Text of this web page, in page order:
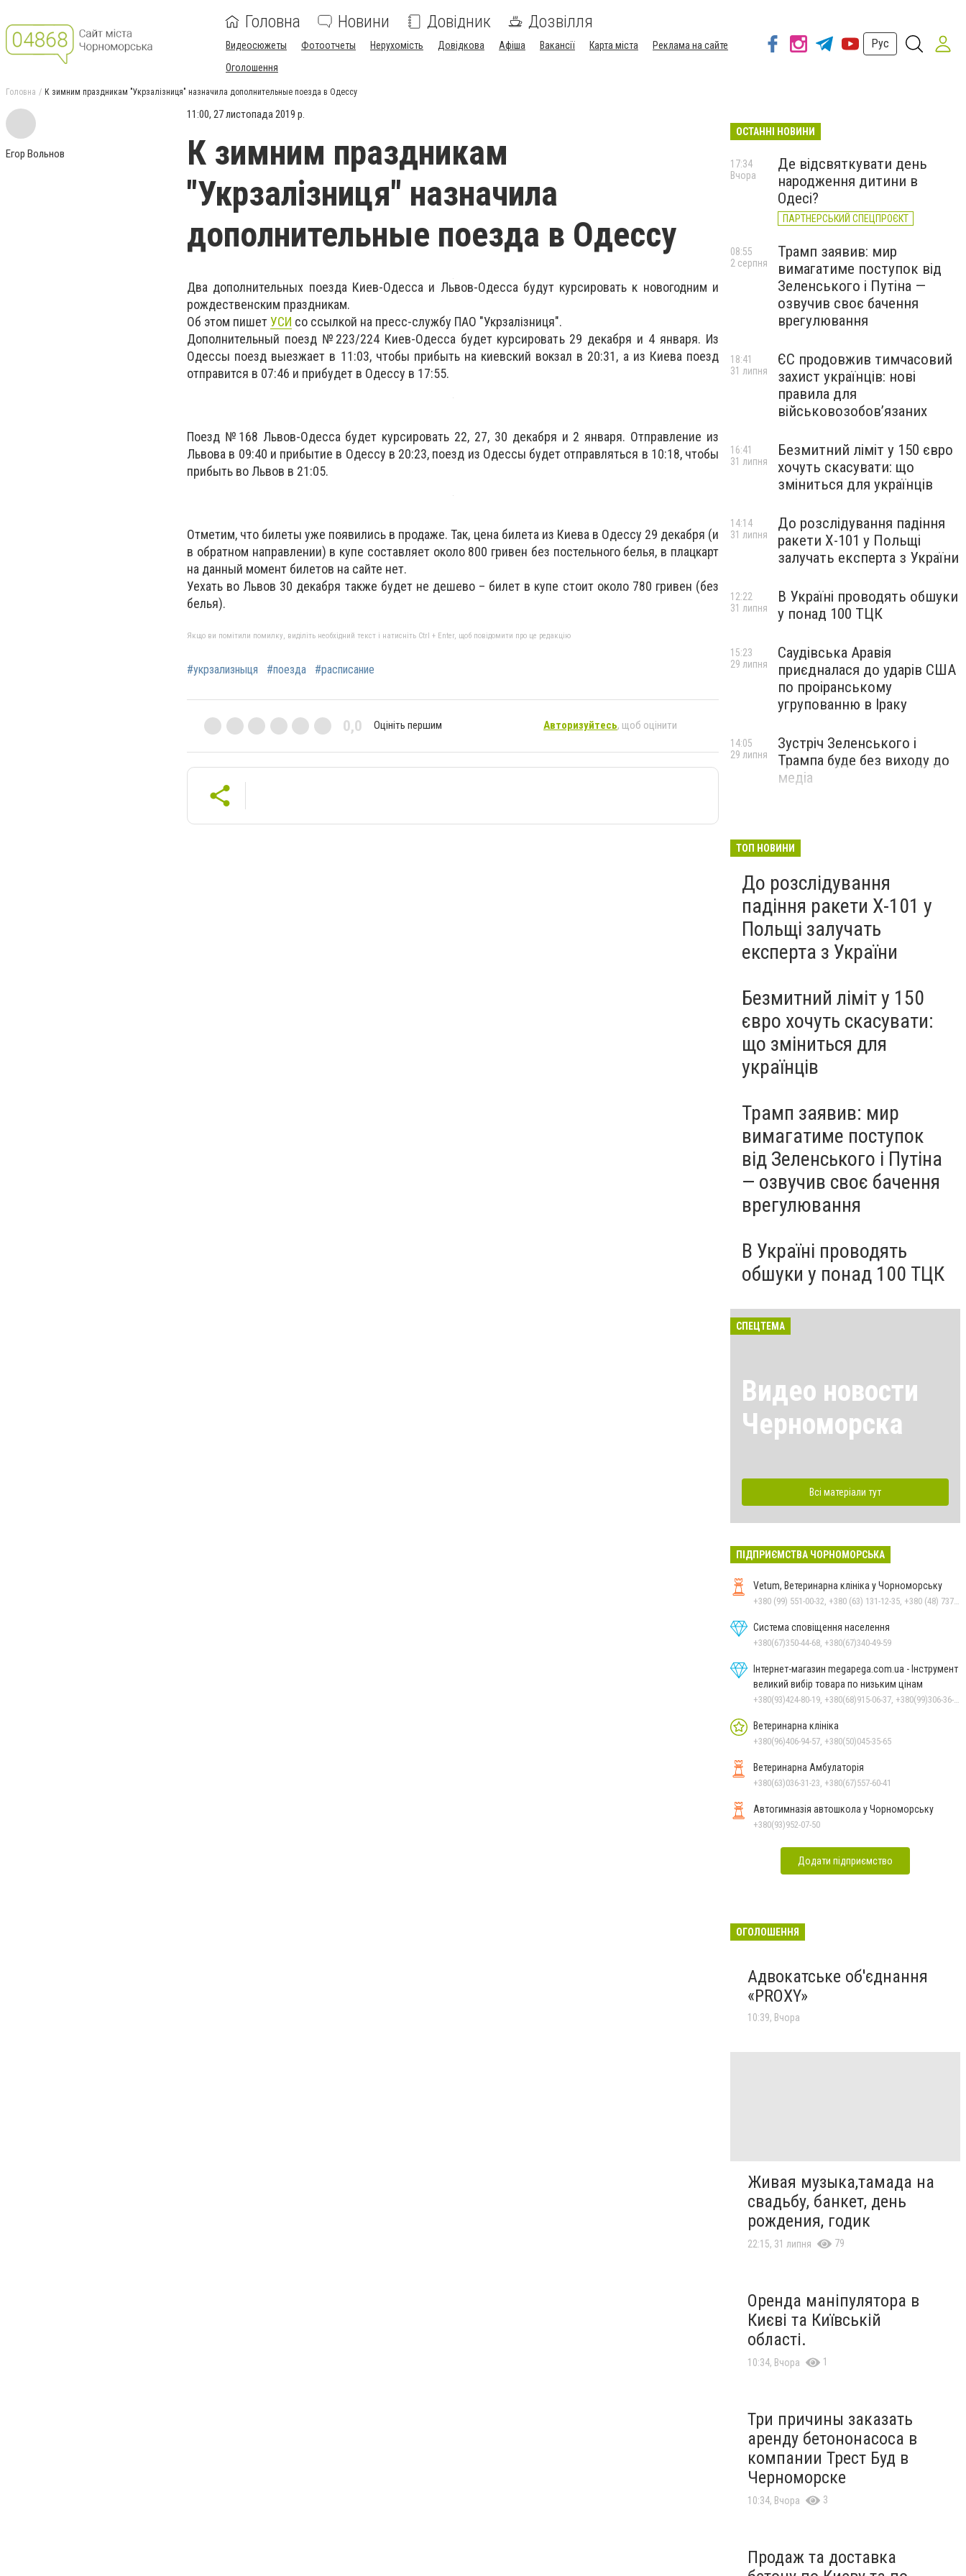
Головна Новини Довідник Дозвілля
Видеосюжеты Фотоотчеты Нерухомість Довідкова Афіша Вакансії Карта міста
Реклама на сайте
Оголошення
Рус
Головна К зимним праздникам "Укрзалізниця" назначила дополнительные поезда в Одессу
Егор Вольнов
11:00, 27 листопада 2019 р.
К зимним праздникам
"Укрзалізниця" назначила
дополнительные поезда в Одессу
Два дополнительных поезда Киев-Одесса и Львов-Одесса будут курсировать к новогодним и
рождественским праздникам.
Об этом пишетУСИ со ссылкой на пресс-службу ПАО "Укрзалізниця".
Дополнительный поезд №223/224 Киев-Одесса будет курсировать 29 декабря и 4 января. Из
Одессы поезд выезжает в 11:03, чтобы прибыть на киевский вокзал в 20:31, а из Киева поезд
отправится в 07:46 и прибудет в Одессу в 17:55.
Поезд №168 Львов-Одесса будет курсировать 22, 27, 30 декабря и 2 января. Отправление из
Львова в 09:40 и прибытие в Одессу в 20:23, поезд из Одессы будет отправляться в 10:18, чтобы
прибыть во Львов в 21:05.
Отметим, что билеты уже появились в продаже. Так, цена билета из Киева в Одессу 29 декабря (и
в обратном направлении) в купе составляет около 800 гривен без постельного белья, в плацкарт
на данный момент билетов на сайте нет.
Уехать во Львов 30 декабря также будет не дешево – билет в купе стоит около 780 гривен (без
белья).
Якщо ви помітили помилку, виділіть необхідний текст і натисніть Ctrl + Enter, щоб повідомити про це редакцію
#укрзализныця #поезда #расписание
0,0 Оцініть першим Авторизуйтесь, щоб оцінити
ОСТАННІ НОВИНИ
Де відсвяткувати день
народження дитини в
Одесі?
ПАРТНЕРСЬКИЙ СПЕЦПРОЄКТ
17:34
Вчора
Трамп заявив: мир
вимагатиме поступок від
Зеленського і Путіна —
озвучив своє бачення
врегулювання
08:55
2 серпня
ЄС продовжив тимчасовий
захист українців: нові
правила для
військовозобов’язаних
18:41
31 липня
Безмитний ліміт у 150 євро
хочуть скасувати: що
зміниться для українців
16:41
31 липня
До розслідування падіння
ракети Х-101 у Польщі
залучать експерта з України
14:14
31 липня
В Україні проводять обшуки
у понад 100 ТЦК
12:22
31 липня
Саудівська Аравія
приєдналася до ударів США
по проіранському
угрупованню в Іраку
15:23
29 липня
Зустріч Зеленського і
Трампа буде без виходу до
медіа
14:05
29 липня
ТОП НОВИНИ
До розслідування
падіння ракети Х-101 у
Польщі залучать
експерта з України
Безмитний ліміт у 150
євро хочуть скасувати:
що зміниться для
українців
Трамп заявив: мир
вимагатиме поступок
від Зеленського і Путіна
— озвучив своє бачення
врегулювання
В Україні проводять
обшуки у понад 100 ТЦК
СПЕЦТЕМА
Видео новости
Черноморска
Всі матеріали тут
ПІДПРИЄМСТВА ЧОРНОМОРСЬКА
Vetum, Ветеринарна клініка у Чорноморську
Система сповіщення населення
+380(67)350-44-68, +380(67)340-49-59
Інтернет-магазин megapega.com.ua - Інструмент
великий вибір товара по низьким цінам
Ветеринарна клініка
+380(96)406-94-57, +380(50)045-35-65
Ветеринарна Амбулаторія
+380(63)036-31-23, +380(67)557-60-41
Автогимназія автошкола у Чорноморську
+380(93)952-07-50
Додати підприємство
ОГОЛОШЕННЯ
Адвокатське об'єднання
«PROXY»
10:39, Вчора
Живая музыка,тамада на
свадьбу, банкет, день
рождения, годик
22:15, 31 липня 79
Оренда маніпулятора в
Києві та Київській
області.
10:34, Вчора 1
Три причины заказать
аренду бетононасоса в
компании Трест Буд в
Черноморске
10:34, Вчора 3
Продаж та доставка